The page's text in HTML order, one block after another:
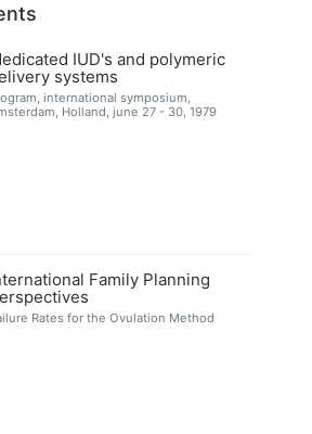
IUD's and polymeric
systems
international symposium,
Holland, june 27 - 30, 1979
Family Planning
Rates for the Ovulation Method